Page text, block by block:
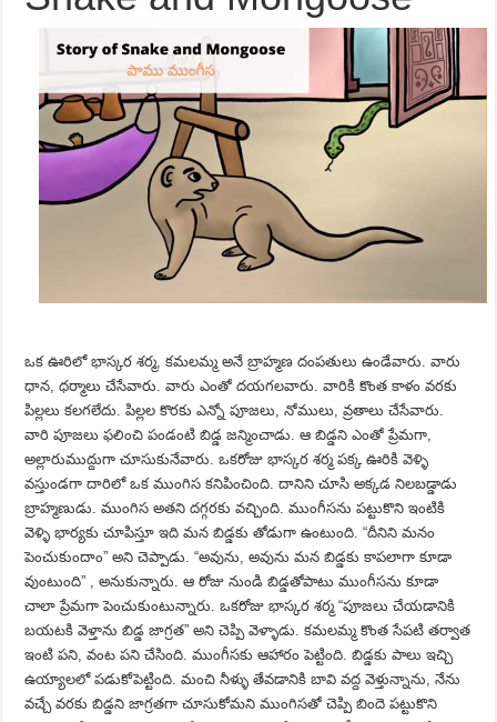
ఒక ఊరిలో భాస్కర శర్మ, కమలమ్మ అనే బ్రాహ్మణ దంపతులు ఉండేవారు. వారు
ధాన, ధర్మాలు చేసేవారు. వారు ఎంతో దయగలవారు. వారికి కొంత కాళం వరకు
పిల్లలు కలగలేదు.పిల్లల కొరకు ఎన్నో పూజలు, నోములు, వ్రతాలు చేసేవారు.
వారి పూజలు ఫలించి పండంటి బిడ్డ జన్మించాడు. ఆ బిడ్డని ఎంతో ప్రేమగా,
అల్లారుముద్దుగా చూసుకునేవారు. ఒకరోజు భాస్కర శర్మ పక్క ఊరికి వెళ్ళి
వస్తుండగా దారిలో ఒక ముంగిస కనిపించింది. దానిని చూసి అక్కడ నిలబడ్డాడు
బ్రాహ్మణుడు. ముంగిస అతని దగ్గరకు వచ్చింది. ముంగీసను పట్టుకొని ఇంటికి
వెళ్ళి భార్యకు చూపిస్తూ ఇది మన బిడ్డకు తోడుగా ఉంటుంది. “దీనిని మనం
పెంచుకుందాం” అని చెప్పాడు. “అవును, అవును మన బిడ్డకు కాపలాగా కూడా
వుంటుంది” , అనుకున్నారు. ఆ రోజు నుండి బిడ్డతోపాటు ముంగీసను కూడా
చాలా ప్రేమగా పెంచుకుంటున్నారు. ఒకరోజు భాస్కర శర్మ “పూజలు చేయడానికి
బయటకి వెళ్తాను బిడ్డ జాగ్రత” అని చెప్పి వెళ్ళాడు. కమలమ్మ కొంత సేపటి తర్వాత
ఇంటి పని, వంట పని చేసింది. ముంగీసకు ఆహారం పెట్టింది. బిడ్డకు పాలు ఇచ్చి
ఉయ్యాలలో పడుకోపెట్టింది. మంచి నీళ్ళు తేవడానికి బావి వద్ద వెళ్తున్నాను, నేను
వచ్చే వరకు బిడ్డని జాగ్రతగా చూసుకోమని ముంగిసతో చెప్పి బిందె పట్టుకొని